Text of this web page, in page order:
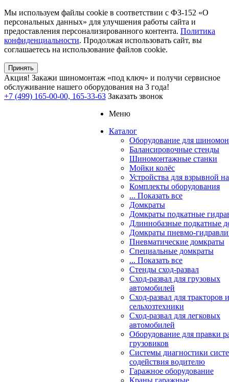
Мы используем файлы cookie в соответствии с ФЗ-152 «О
персональных данных» для улучшения работы сайта и
предоставления персонализированного контента. Политика
конфиденциальности. Продолжая использовать сайт, вы
соглашаетесь на использование файлов cookie.
Принять
Акция! Закажи шиномонтаж «под ключ» и получи сервисное
обслуживание нашего оборудования на 3 года!
+7 (499) 165-00-00, 165-33-63 Заказать звонок
Меню
Каталог
Оборудование для
Балансировочные стенды
Шиномонтажные станки
Мойки колёс
Устройства для взрывной
Комплекты оборудования
... Показать все
Домкраты
Домкраты подкатные
Длиннобазные подкатные
Домкраты пневмо-
Пневматические домкраты
Специальные домкраты
... Показать все
Стенды сход-развал
Сход-развал для грузовых
автомобилей
Сход-развал для тракторов и
сельхозтехники
Сход-развал для легковых
автомобилей
Оборудование для правки
грузовиков
Системы диагностики
содействия водителю
Гаражное оборудование
Краны гаражные